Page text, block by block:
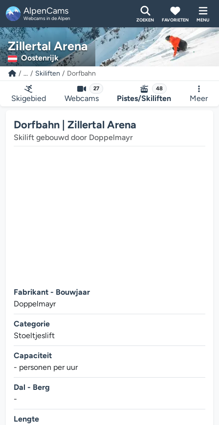
AlpenCams
Webcams in de Alpen ZOEKEN FAVORIETEN MENU
Zillertal Arena
Oostenrijk
... Skiliften Dorfbahn
Skigebied
27
Webcams
48
Pistes/Skiliften Meer
Dorfbahn | Zillertal Arena
Skilift gebouwd door Doppelmayr
Fabrikant - Bouwjaar
Doppelmayr
Categorie
Stoeltjeslift
Capaciteit
- personen per uur
Dal - Berg
-
Lengte